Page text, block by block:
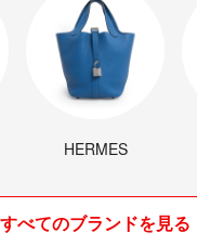
HERMES
すべてのブランドを見る